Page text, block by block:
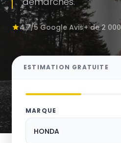
4.7/5 Google Avis+ de 2
ESTIMATION GRATUITE
MARQUE